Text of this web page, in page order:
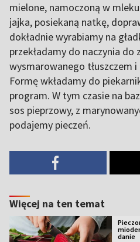
mielone, namoczoną w
jajka, posiekaną natkę,
dokładnie wyrabiamy na
przekładamy do naczynia do
wysmarowanego tłuszczem
Formę wkładamy do
program. W tym czasie na
sos pieprzowy, z
podajemy pieczeń.
Więcej na ten temat
danie